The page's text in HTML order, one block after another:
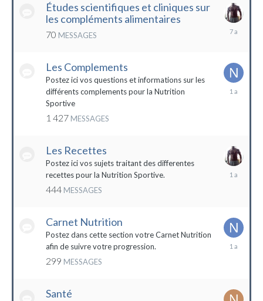
Études scientifiques et cliniques sur
les compléments alimentaires
70 MESSAGES
18
Les Complements
Postez ici vos questions et informations sur les
différents complements pour la Nutrition
Sportive
1 427 MESSAGES
Les Recettes
Postez ici vos sujets traitant des differentes
recettes pour la Nutrition Sportive.
444 MESSAGES
Carnet Nutrition
Postez dans cette section votre Carnet Nutrition
afin de suivre votre progression.
299 MESSAGES
13
Santé